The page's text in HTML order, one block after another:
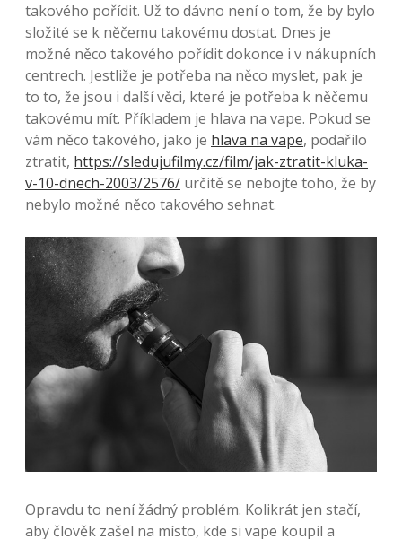
takového pořídit. Už to dávno není o tom, že by bylo
složité se k něčemu takovému dostat. Dnes je
možné něco takového pořídit dokonce i v nákupních
centrech. Jestliže je potřeba na něco myslet, pak je
to to, že jsou i další věci, které je potřeba k něčemu
takovému mít. Příkladem je hlava na vape. Pokud se
vám něco takového, jako je hlava na vape, podařilo
ztratit, https://sledujufilmy.cz/film/jak-ztratit-kluka-
v-10-dnech-2003/2576/ určitě se nebojte toho, že by
nebylo možné něco takového sehnat.
Opravdu to není žádný problém. Kolikrát jen stačí,
aby člověk zašel na místo, kde si vape koupil a